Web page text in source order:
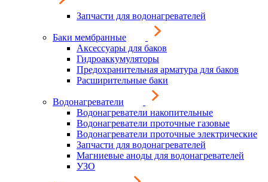
Запчасти для водонагревателей
Баки мембранные
Аксессуары для баков
Гидроаккумуляторы
Предохранительная арматура для баков
Расширительные баки
Водонагреватели
Водонагреватели накопительные
Водонагреватели проточные газовые
Водонагреватели проточные электрические
Запчасти для водонагревателей
Магниевые аноды для водонагревателей
УЗО